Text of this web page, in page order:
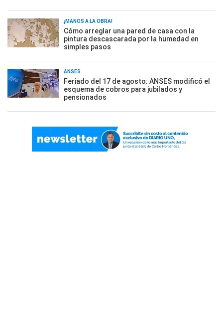
¡MANOS A LA OBRA!
Cómo arreglar una pared de casa con la
pintura descascarada por la humedad en
simples pasos
ANSES
Feriado del 17 de agosto: ANSES modificó el
esquema de cobros para jubilados y
pensionados